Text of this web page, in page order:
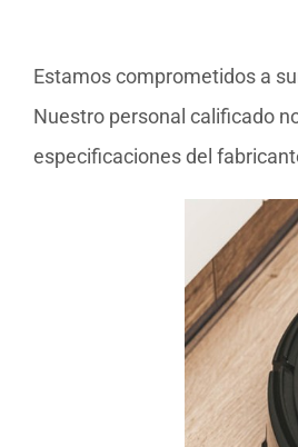
Estamos comprometidos a
Nuestro personal calificado
especificaciones del